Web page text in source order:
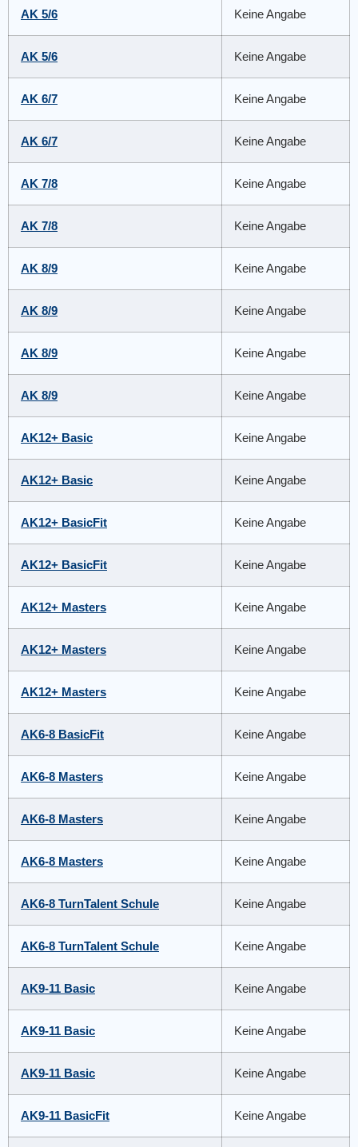
AK 5/6 Keine Angabe
AK 5/6 Keine Angabe
AK 6/7 Keine Angabe
AK 6/7 Keine Angabe
AK 7/8 Keine Angabe
AK 7/8 Keine Angabe
AK 8/9 Keine Angabe
AK 8/9 Keine Angabe
AK 8/9 Keine Angabe
AK 8/9 Keine Angabe
AK12+ Basic Keine Angabe
AK12+ Basic Keine Angabe
AK12+ BasicFit Keine Angabe
AK12+ BasicFit Keine Angabe
AK12+ Masters Keine Angabe
AK12+ Masters Keine Angabe
AK12+ Masters Keine Angabe
AK6-8 BasicFit Keine Angabe
AK6-8 Masters Keine Angabe
AK6-8 Masters Keine Angabe
AK6-8 Masters Keine Angabe
AK6-8 TurnTalent Schule Keine Angabe
AK6-8 TurnTalent Schule Keine Angabe
AK9-11 Basic Keine Angabe
AK9-11 Basic Keine Angabe
AK9-11 Basic Keine Angabe
AK9-11 BasicFit Keine Angabe